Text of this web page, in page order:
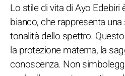
Lo stile di vita di Ayo Edebiri
bianco, che rappresenta
tonalità dello spettro.
la protezione materna, la
conoscenza. Non